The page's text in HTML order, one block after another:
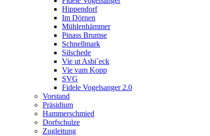
Hippendorf
Im Dörnen
Mühlenhämmer
Pinass Brumse
Schnellmark
Silschede
Vie ut Asbi´eck
Vie vam Kopp
SVG
Fidele Vogelsanger 2.0
Vorstand
Präsidium
Hammerschmied
Dorfschulze
Zugleitung